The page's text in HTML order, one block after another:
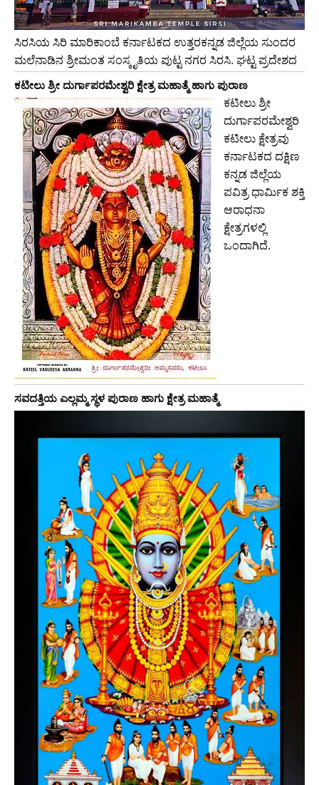
ಸಿರಸಿಯ ಸಿರಿ ಮಾರಿಕಾಂಬೆ ಕರ್ನಾಟಕದ ಉತ್ತರಕನ್ನಡ ಜಿಲ್ಲೆಯ ಸುಂದರ
ಮಲೆನಾಡಿನ ಶ್ರೀಮಂತ ಸಂಸ್ಕೃತಿಯ ಪುಟ್ಟ ನಗರ ಸಿರಸಿ. ಘಟ್ಟ ಪ್ರದೇಶದ
ಕಟೀಲು ಶ್ರೀ ದುರ್ಗಾಪರಮೇಶ್ವರಿ ಕ್ಷೇತ್ರ ಮಹಾತ್ಮೆ ಹಾಗು ಪುರಾಣ
ಕಟೀಲು ಶ್ರೀ
ದುರ್ಗಾಪರಮೇಶ್ವರಿ
ಕಟೀಲು ಕ್ಷೇತ್ರವು
ಕರ್ನಾಟಕದ ದಕ್ಷಿಣ
ಕನ್ನಡ ಜಿಲ್ಲೆಯ
ಪವಿತ್ರ ಧಾರ್ಮಿಕ ಶಕ್ತಿ
ಆರಾಧನಾ
ಕ್ಷೇತ್ರಗಳಲ್ಲಿ
ಒಂದಾಗಿದೆ.
ಸವದತ್ತಿಯ ಎಲ್ಲಮ್ಮ ಸ್ಥಳ ಪುರಾಣ ಹಾಗು ಕ್ಷೇತ್ರ ಮಹಾತ್ಮೆ